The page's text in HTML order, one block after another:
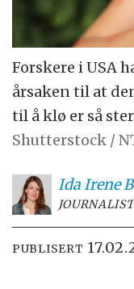
Forskere i USA
årsaken til at
til å klø er så
Shutterstock /
Ida Irene
JOURNALIST
PUBLISERT